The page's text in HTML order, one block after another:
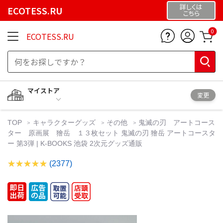
ECOTESS.RU 詳しくは
こちら
ECOTESS.RU 0
マイストア
変更
TOP キャラクターグッズ その他
鬼滅の刃 アートコース
ター 原画展 獪岳 １３枚セット 鬼滅の刃 獪岳 アートコースタ
ー 第3弾 | K-BOOKS 池袋 2次元グッズ通販
(2377)